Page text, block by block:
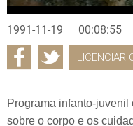
1991-11-19 00:08:55
LICENCIAR
Programa infanto-
sobre o corpo e os